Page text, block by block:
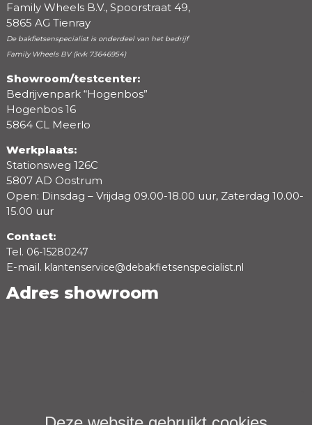
Beoordeling
Family Wheels B.V., Spoorstraat 49,
5865 AG Tienray
De bakfietsenspecialist is onderdeel van het bedrijf
Family Wheels BV (kvk 73646954)
Showroom/testcenter:
Bedrijvenpark “Hogenbos”
Hogenbos 16
5864 CL Meerlo
Werkplaats:
Stationsweg 126C
5807 AD Oostrum
Open: Dinsdag – Vrijdag 09.00-18.00 uur, Zaterdag 10.00-
15.00 uur
Contact:
Tel. 06-15280247
E-mail. klantenservice@debakfietsenspecialist.nl
Adres showroom